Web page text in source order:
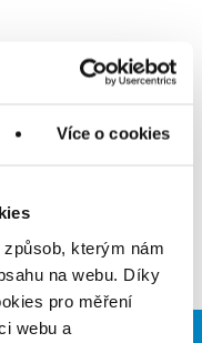
Více o cookies
kterým nám
na webu. Díky
pro měření
webu a